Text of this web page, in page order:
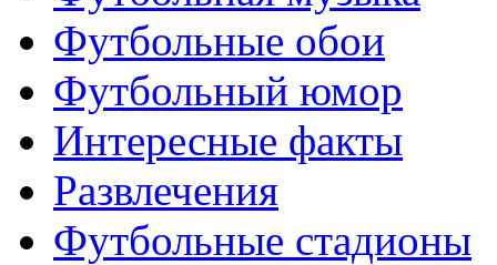
Футбольные обои
Футбольный юмор
Интересные факты
Развлечения
Футбольные стадионы